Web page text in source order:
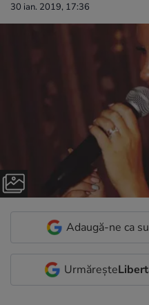
30 ian. 2019, 17:36
Adaugă-ne ca
Urmărește